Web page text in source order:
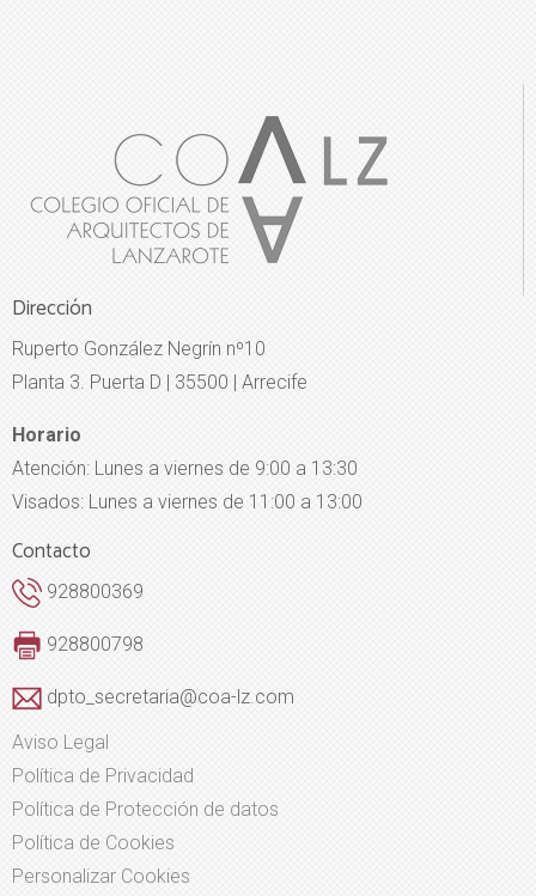
Dirección
Ruperto González Negrín nº10
Planta 3. Puerta D | 35500 | Arrecife
Horario
Atención: Lunes a viernes de 9:00 a 13:30
Visados: Lunes a viernes de 11:00 a 13:00
Contacto
928800369
928800798
dpto_secretaria@coa-lz.com
Aviso Legal
Política de Privacidad
Política de Protección de datos
Política de Cookies
Personalizar Cookies